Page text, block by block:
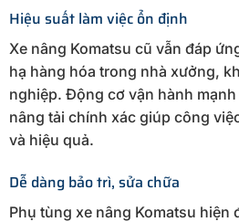
Hiệu suất làm việc ổn định
Xe nâng Komatsu cũ vẫn đáp
hạ hàng hóa trong nhà xưởng,
nghiệp. Động cơ vận hành
nâng tải chính xác giúp công
và hiệu quả.
Dễ dàng bảo trì, sửa chữa
Phụ tùng xe nâng Komatsu hiện